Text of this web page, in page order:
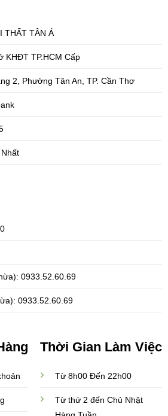
THẤT TÂN Á
KHĐT TP.HCM Cấp
2, Phường Tân An, TP. Cần Thơ
0933.52.60.69
0933.52.60.69
Thời Gian Làm Việc
Từ 8h00 Đến 22h00
Từ thứ 2 đến Chủ Nhật